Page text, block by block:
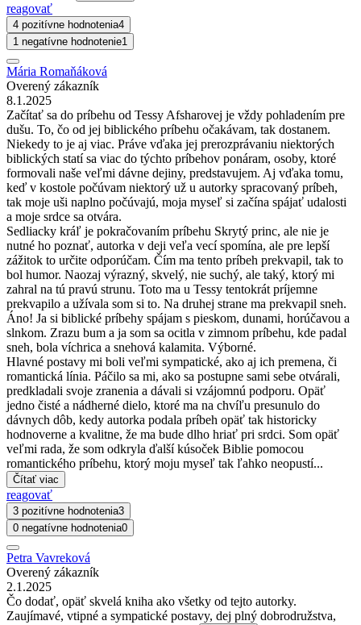
reagovať
4 pozitívne hodnotenia4
1 negatívne hodnotenie1
Mária Romaňáková
Overený zákazník
8.1.2025
Začítať sa do príbehu od Tessy Afsharovej je vždy pohladením pre
dušu. To, čo od jej biblického príbehu očakávam, tak dostanem.
Niekedy to je aj viac. Práve vďaka jej prerozprávaniu niektorých
biblických statí sa viac do týchto príbehov ponáram, osoby, ktoré
formovali naše veľmi dávne dejiny, predstavujem. Aj vďaka tomu,
keď v kostole počúvam niektorý už u autorky spracovaný príbeh,
tak moje uši naplno počúvajú, moja myseľ si začína spájať udalosti
a moje srdce sa otvára.
Sedliacky kráľ je pokračovaním príbehu Skrytý princ, ale nie je
nutné ho poznať, autorka v deji veľa vecí spomína, ale pre lepší
zážitok to určite odporúčam. Čím ma tento príbeh prekvapil, tak to
bol humor. Naozaj výrazný, skvelý, nie suchý, ale taký, ktorý mi
zahral na tú pravú strunu. Toto ma u Tessy tentokrát príjemne
prekvapilo a užívala som si to. Na druhej strane ma prekvapil sneh.
Áno! Ja si biblické príbehy spájam s pieskom, dunami, horúčavou a
slnkom. Zrazu bum a ja som sa ocitla v zimnom príbehu, kde padal
sneh, bola víchrica a snehová kalamita. Výborné.
Hlavné postavy mi boli veľmi sympatické, ako aj ich premena, či
romantická línia. Páčilo sa mi, ako sa postupne sami sebe otvárali,
predkladali svoje zranenia a dávali si vzájomnú podporu. Opäť
jedno čisté a nádherné dielo, ktoré ma na chvíľu presunulo do
dávnych dôb, kedy autorka podala príbeh opäť tak historicky
hodnoverne a kvalitne, že ma bude dlho hriať pri srdci. Som opäť
veľmi rada, že som odkryla ďalší kúsoček Biblie pomocou
romantického príbehu, ktorý moju myseľ tak ľahko neopustí...
Čítať viac
reagovať
3 pozitívne hodnotenia3
0 negatívne hodnotenia0
Petra Vavreková
Overený zákazník
2.1.2025
Čo dodať, opäť skvelá kniha ako všetky od tejto autorky.
Zaujímavé, vtipné a sympatické postavy, dej plný dobrodružstva,